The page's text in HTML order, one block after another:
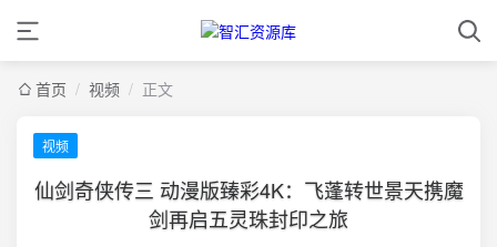
首页 / 视频 / 正文
视频
仙剑奇侠传三 动漫版臻彩4K：飞蓬转世景天携魔
剑再启五灵珠封印之旅